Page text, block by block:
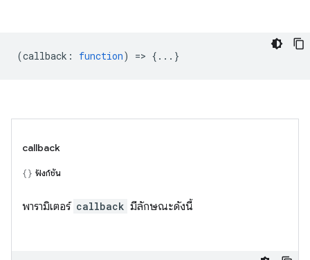
(callback : function) => {...}
callback
ฟังก์ชัน
พารามิเตอร์ callback มีลักษณะดังนี้